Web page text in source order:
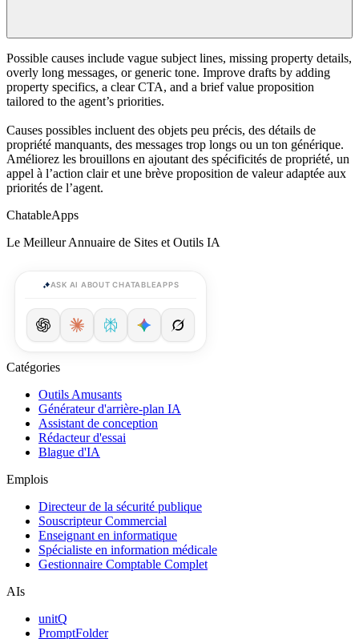
Possible causes include vague subject lines, missing property details,
overly long messages, or generic tone. Improve drafts by adding
property specifics, a clear CTA, and a brief value proposition
tailored to the agent’s priorities.
Causes possibles incluent des objets peu précis, des détails de
propriété manquants, des messages trop longs ou un ton générique.
Améliorez les brouillons en ajoutant des spécificités de propriété, un
appel à l’action clair et une brève proposition de valeur adaptée aux
priorités de l’agent.
ChatableApps
Le Meilleur Annuaire de Sites et Outils IA
ASK AI ABOUT CHATABLEAPPS
Catégories
Outils Amusants
Générateur d'arrière-plan IA
Assistant de conception
Rédacteur d'essai
Blague d'IA
Emplois
Directeur de la sécurité publique
Souscripteur Commercial
Enseignant en informatique
Spécialiste en information médicale
Gestionnaire Comptable Complet
AIs
unitQ
PromptFolder